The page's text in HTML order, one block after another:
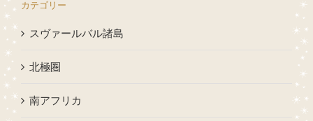
カテゴリー
スヴァールバル諸島
北極圏
南アフリカ